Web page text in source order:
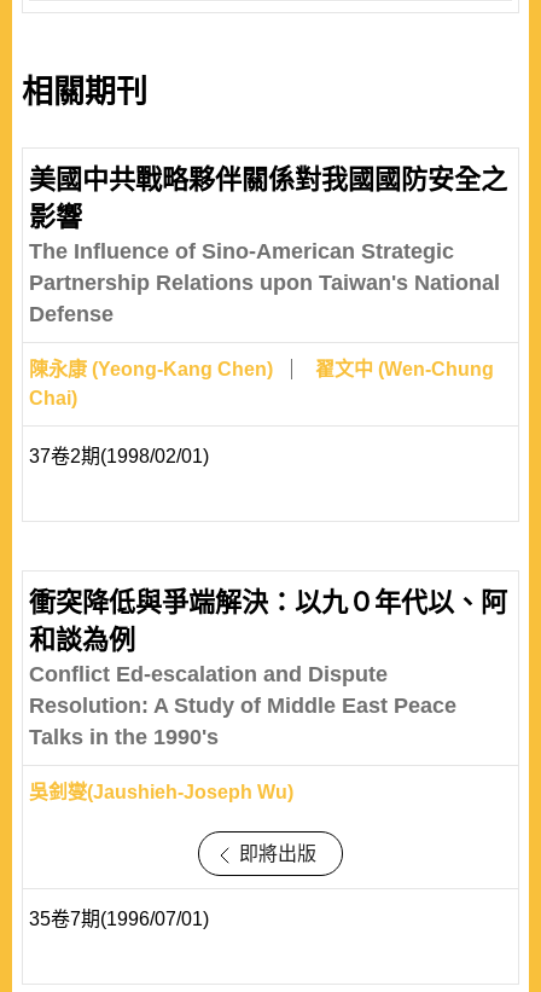
相關期刊
美國中共戰略夥伴關係對我國國防安全之
影響
The Influence of Sino-American Strategic
Partnership Relations upon Taiwan's National
Defense
陳永康 (Yeong-Kang Chen)
翟文中 (Wen-Chung
Chai)
37卷2期(1998/02/01)
衝突降低與爭端解決：以九０年代以、阿
和談為例
Conflict Ed-escalation and Dispute
Resolution: A Study of Middle East Peace
Talks in the 1990's
吳釗燮(Jaushieh-Joseph Wu)
即將出版
35卷7期(1996/07/01)